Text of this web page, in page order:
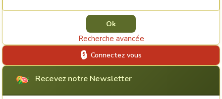
Recherche avancée
Connectez vous
Recevez notre Newsletter